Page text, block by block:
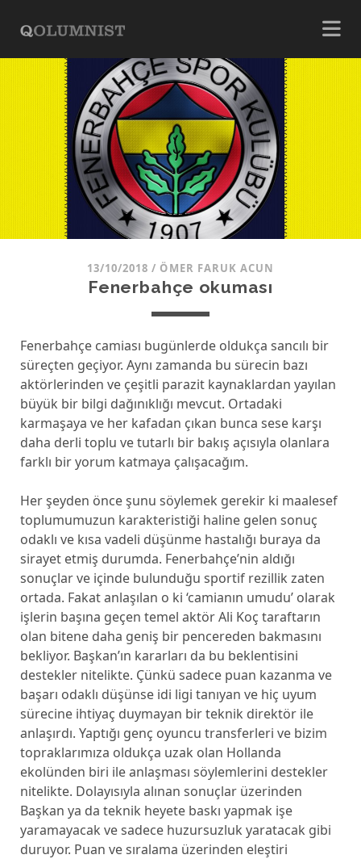
13/10/2018 / ÖMER FARUK ACUN
Fenerbahçe okuması
Fenerbahçe camiası bugünlerde oldukça sancılı bir
süreçten geçiyor. Aynı zamanda bu sürecin bazı
aktörlerinden ve çeşitli parazit kaynaklardan yayılan
büyük bir bilgi dağınıklığı mevcut. Ortadaki
karmaşaya ve her kafadan çıkan bunca sese karşı
daha derli toplu ve tutarlı bir bakış açısıyla olanlara
farklı bir yorum katmaya çalışacağım.
Her şeyden önce şunu söylemek gerekir ki maalesef
toplumumuzun karakteristiği haline gelen sonuç
odaklı ve kısa vadeli düşünme hastalığı buraya da
sirayet etmiş durumda. Fenerbahçe’nin aldığı
sonuçlar ve içinde bulunduğu sportif rezillik zaten
ortada. Fakat anlaşılan o ki ‘camianın umudu’ olarak
işlerin başına geçen temel aktör Ali Koç taraftarın
olan bitene daha geniş bir pencereden bakmasını
bekliyor. Başkan’ın kararları da bu beklentisini
destekler nitelikte. Çünkü sadece puan kazanma ve
başarı odaklı düşünse idi ligi tanıyan ve hiç uyum
sürecine ihtiyaç duymayan bir teknik direktör ile
anlaşırdı. Yaptığı genç oyuncu transferleri ve bizim
topraklarımıza oldukça uzak olan Hollanda
ekolünden biri ile anlaşması söylemlerini destekler
nitelikte. Dolayısıyla alınan sonuçlar üzerinden
Başkan ya da teknik heyete baskı yapmak işe
yaramayacak ve sadece huzursuzluk yaratacak gibi
duruyor. Puan ve sıralama üzerinden eleştiri